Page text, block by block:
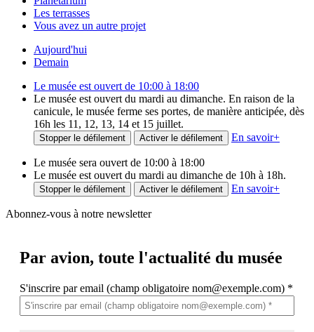
Les terrasses
Vous avez un autre projet
Aujourd'hui
Demain
Le musée est ouvert de 10:00 à 18:00
Le musée est ouvert du mardi au dimanche. En raison de la
canicule, le musée ferme ses portes, de manière anticipée, dès
16h les 11, 12, 13, 14 et 15 juillet.
Stopper le défilement Activer le défilement En savoir+
Le musée sera ouvert de 10:00 à 18:00
Le musée est ouvert du mardi au dimanche de 10h à 18h.
Stopper le défilement Activer le défilement En savoir+
Abonnez-vous à notre newsletter
Par avion, toute l'actualité du musée
S'inscrire par email (champ obligatoire nom@exemple.com) *